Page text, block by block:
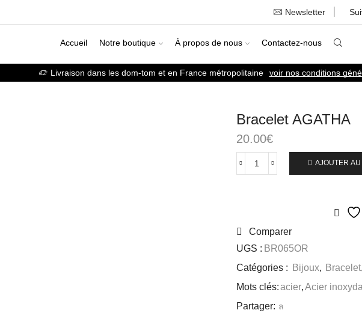
Newsletter
Accueil Notre boutique À propos de nous Contactez-nous
Livraison dans les dom-tom et en France métropolitaine voir nos conditions
Bracelet AGATHA
20.00€
AJOUTER AU
Comparer
UGS : BR065OR
Catégories :
Bijoux, Bracelet,
Mots clés:acier,Acier
Partager: